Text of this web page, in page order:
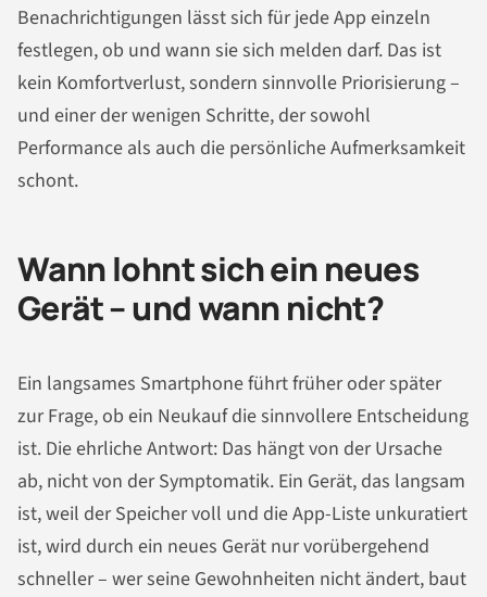
Benachrichtigungen lässt sich für jede App einzeln
festlegen, ob und wann sie sich melden darf. Das ist
kein Komfortverlust, sondern sinnvolle Priorisierung –
und einer der wenigen Schritte, der sowohl
Performance als auch die persönliche Aufmerksamkeit
schont.
Wann lohnt sich ein neues
Gerät – und wann nicht?
Ein langsames Smartphone führt früher oder später
zur Frage, ob ein Neukauf die sinnvollere Entscheidung
ist. Die ehrliche Antwort: Das hängt von der Ursache
ab, nicht von der Symptomatik. Ein Gerät, das langsam
ist, weil der Speicher voll und die App-Liste unkuratiert
ist, wird durch ein neues Gerät nur vorübergehend
schneller – wer seine Gewohnheiten nicht ändert, baut